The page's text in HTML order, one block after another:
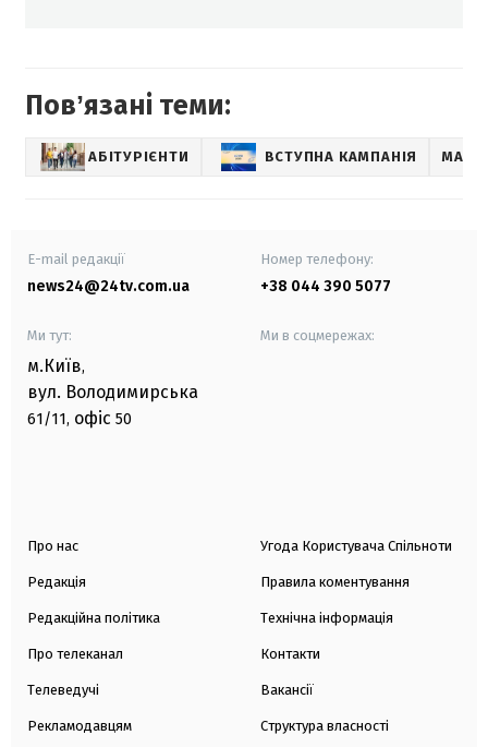
Повʼязані теми:
АБІТУРІЄНТИ ВСТУПНА КАМПАНІЯ
E-mail редакції
news24@24tv.com.ua
Номер телефону:
+38 044 390 5077
Ми тут:
м.Київ,
вул. Володимирська
61/11, офіс 50
Ми в соцмережах:
Про нас
Редакція
Редакційна політика
Про телеканал
Телеведучі
Рекламодавцям
Угода Користувача Спільноти
Правила коментування
Технічна інформація
Контакти
Вакансії
Структура власності